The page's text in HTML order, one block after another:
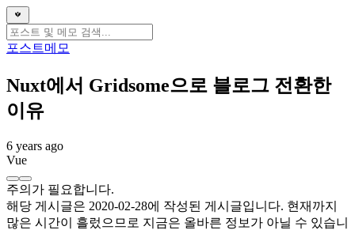
포스트메모
Nuxt에서 Gridsome으로 블로그 전환한
이유
6 years ago
Vue
주의가 필요합니다.
해당 게시글은 2020-02-28에 작성된 게시글입니다. 현재까지
많은 시간이 흘렀으므로 지금은 올바른 정보가 아닐 수 있습니